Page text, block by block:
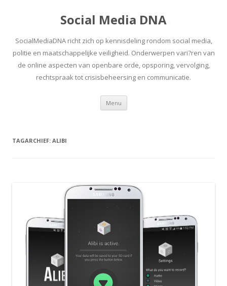
Social Media DNA
SocialMediaDNA richt zich op kennisdeling rondom social media,
politie en maatschappelijke veiligheid. Onderwerpen vari?ren van
de online aspecten van openbare orde, opsporing, vervolging,
rechtspraak tot crisisbeheersing en communicatie.
Menu Spring
inhoud
TAGARCHIEF: ALIBI